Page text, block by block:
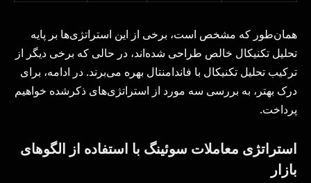
همان‌طور که مشخص است، برخی از این استراتژی‌ها بر پایه
تحلیل تکنیکال خالص طراحی شده‌اند، در حالی که برخی دیگر از
ترکیب تحلیل تکنیکال با فاندامنتال بهره می‌برند. در ادامه، برای
درک بهتر، به بررسی سه مورد از استراتژی‌های ذکرشده خواهیم
پرداخت.
استراتژی معاملات سوئینگ با استفاده از الگوهای
بازار